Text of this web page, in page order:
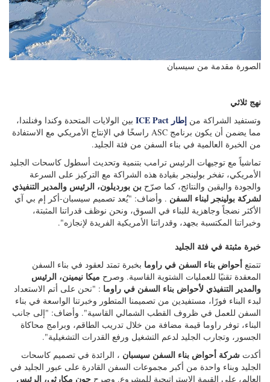
الصورة مقدمة من سيسبان
نهج ثلاثي
وتستفيد الشراكة منإطار ICE Pact
بين الولايات المتحدة وكندا وفنلندا،
تماشياً مع توجيهات الرئيس ترامب بتنمية وتحديث أسطول كاسحات الجليد
الأمريكي، تفخر بولينجر بقيادة هذه الشراكة مع التركيز على السرعة
والجودة واليقين والنتائج، كما صرّحبن بورديلون، الرئيس والمدير التنفيذي
لشركة بولينجر لبناء السفن . وأضاف: "يُعد تصميم سيسبان-أكر إم بي آي
الأكثر نضجاً وجاهزية للبناء في السوق، ونحن نوظف قدراتنا المثبتة،
وخبراتنا المكتسبة بجهد، وقدراتنا الأمريكية الفريدة لإنجازه".
خبرة مثبتة في فئة الجليد
تتمتعأحواض بناء السفن في راومابخبرة تمتد لعقود في بناء السفن
المعقدة تقنيًا للعمليات الشتوية القاسية. وصرحميكا نيمينن، الرئيس
والمدير التنفيذي لأحواض بناء السفن في راوما: "نحن على أتم الاستعداد
السفن للعمل في ظروف القطب الشمالي القاسية". وأضاف: "إلى جانب
البناء، توفر راوما قيمة مضافة من خلال تدريب الطاقم، وبرامج محاكاة
الجسور، وتجارب الجليد لدعم التشغيل ورفع القدرات التشغيلية".
أكدتشركة أحواض بناء السفن سيسبان ، الرائدة في تصميم كاسحات
الجليد وبناء واحدة من أكبر مجموعات السفن القادرة على عبور الجليد في
العالم، على القيمة الاستراتيجية للمشروع. وصرحجون مكارثي، الرئيس
التنفيذي لشركة أحواض بناء السفن سيسبان: "نفخر بالتعاون مع بولينغر
وراوما وآكر أركتيك لمشاركة خبرتنا في تصميم وهندسة كاسحات الجليد
مع الولايات المتحدة". وأضاف: "معًا، ومن خلال ميثاق كاسحات الجليد،
نعزز أمن القطب الشمالي ونعزز القدرات طويلة الأمد لصناعات بناء
السفن في بلداننا".